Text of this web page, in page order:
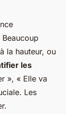
la hauteur, ou
les
», « Elle va
Les